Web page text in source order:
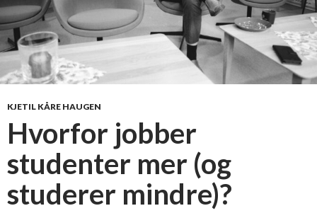
KJETIL KÅRE HAUGEN
Hvorfor jobber
studenter mer (og
studerer mindre)?